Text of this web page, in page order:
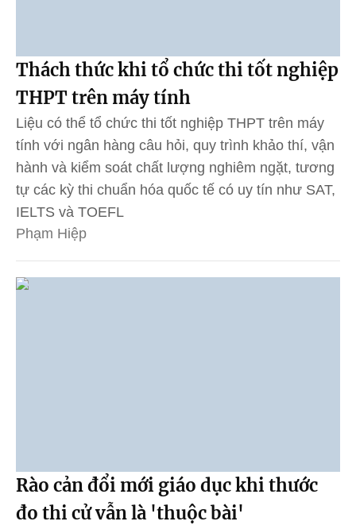
Thách thức khi tổ chức thi tốt nghiệp
THPT trên máy tính
Liệu có thể tổ chức thi tốt nghiệp THPT trên máy
tính với ngân hàng câu hỏi, quy trình khảo thí, vận
hành và kiểm soát chất lượng nghiêm ngặt, tương
tự các kỳ thi chuẩn hóa quốc tế có uy tín như SAT,
IELTS và TOEFL
Phạm Hiệp
Rào cản đổi mới giáo dục khi thước
đo thi cử vẫn là 'thuộc bài'